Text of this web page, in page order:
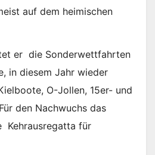
auf dem heimischen
er die Sonderwettfahrten
in diesem Jahr wieder
O-Jollen, 15er- und
den Nachwuchs das
Kehrausregatta für